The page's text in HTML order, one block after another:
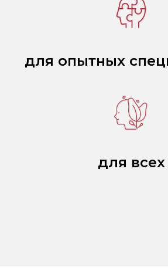
для опытных
для всех